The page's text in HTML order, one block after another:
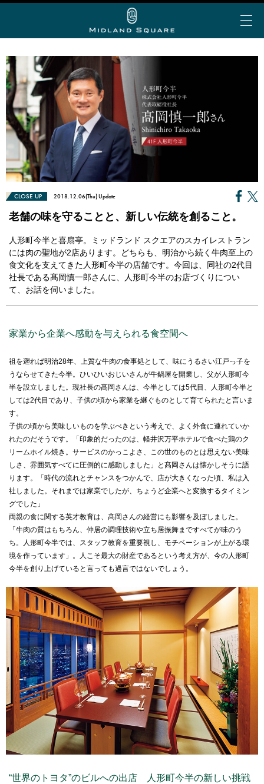
イベント＆トピックス
お知らせ
ビアガーデン
My Story vol.69 デジタ
アトリウムコンサート
ミッドランド 夏グルメ
ミッドランド ランチ
ミッドランド 会食・接待
こだわりの手土産
半券de得シネマ＆ゴールド/プラチナ会員限定サービ
大人のブライダル
Web MyStory
ミッドランド スクエア プレミアムマガジンにWeb版
が登場しました！
広報ブログ
イベント情報、ショップ最新情報を中心に様々な角度
ショップ＆レストランを探す
フロアで探す
ショップ&レストラン
ミッドランド スクエア シネマ
トヨタ自動車ショールーム
スカイホールそら
ミッドランドホール・会議室
施設案内
ビル・コンセプト
展示アート
クリニック スクール
車でお越しの方
空港からお越しの方
自転車でお越しの方
駐車場・駐輪場
パブリックサービス
駐車場・駐輪場
エレベーター・エスカレーター
トップ
ランク別サービス内容
お問い合わせ
会員利用規約
イベントスペース
店舗スタッフ募集
その他お問い合わせ一覧
CLOSE UP 2018.12.06(Thu) Update
老舗の味を守ることと、新しい伝統を創ること。
人形町今半と喜扇亭。ミッドランド スクエアのスカイレストラン
には肉の聖地が2店あります。どちらも、明治から続く牛肉至上の
食文化を支えてきた人形町今半の店舗です。今回は、同社の2代目
社長である髙岡慎一郎さんに、人形町今半のお店づくりについ
て、お話を伺いました。
家業から企業へ感動を与えられる食空間へ
祖を遡れば明治28年、上質な牛肉の食事処として、味にうるさい江戸っ子を
うならせてきた今半。ひいひいおじいさんが牛鍋屋を開業し、父が人形町今
半を設立しました。現社長の髙岡さんは、今半としては5代目、人形町今半と
しては2代目であり、子供の頃から家業を継ぐものとして育てられたと言いま
す。
子供の頃から美味しいものを学ぶべきという考えで、よく外食に連れていか
れたのだそうです。「印象的だったのは、軽井沢万平ホテルで食べた鶏のク
リームホイル焼き。サービスのかっこよさ、この世のものとは思えない美味
しさ、雰囲気すべてに圧倒的に感動しました」と髙岡さんは懐かしそうに語
ります。「時代の流れとチャンスをつかんで、店が大きくなった頃、私は入
社しました。それまでは家業でしたが、ちょうど企業へと変換するタイミン
グでした」
両親の食に関する英才教育は、髙岡さんの経営にも影響を及ぼしました。
「牛肉の質はもちろん、仲居の調理技術や立ち居振舞まですべてが味のう
ち。人形町今半では、スタッフ教育を重要視し、モチベーションが上がる環
境を作っています」。人こそ最大の財産であるという考え方が、今の人形町
今半を創り上げていると言っても過言ではないでしょう。
“世界のトヨタ”のビルへの出店 人形町今半の新しい挑戦